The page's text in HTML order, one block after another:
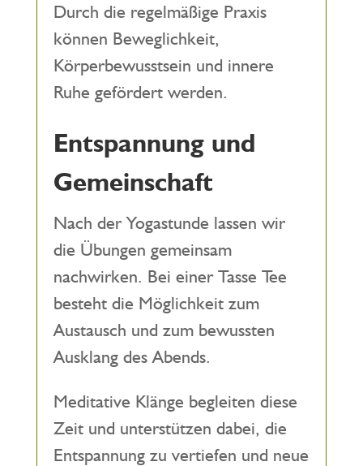
Durch die regelmäßige Praxis
können Beweglichkeit,
Körperbewusstsein und innere
Ruhe gefördert werden.
Entspannung und
Gemeinschaft
Nach der Yogastunde lassen wir
die Übungen gemeinsam
nachwirken. Bei einer Tasse Tee
besteht die Möglichkeit zum
Austausch und zum bewussten
Ausklang des Abends.
Meditative Klänge begleiten diese
Zeit und unterstützen dabei, die
Entspannung zu vertiefen und neue